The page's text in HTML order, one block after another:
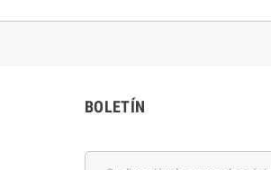
BOLETÍN